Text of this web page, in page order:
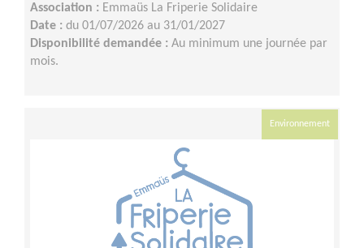
Association : Emmaüs La Friperie Solidaire
Date : du 01/07/2026 au 31/01/2027
Disponibilité demandée : Au minimum une journée par
mois.
Environnement